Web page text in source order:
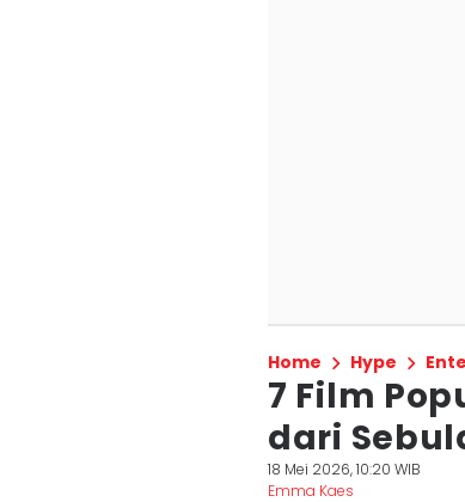
Home Hype
7 Film
dari
18 Mei 2026, 10:20 WIB
Emma Kaes